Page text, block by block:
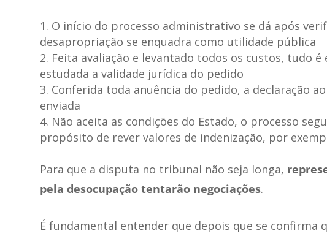
O início do processo administrativo se dá após
desapropriação se enquadra como utilidade pública
Feita avaliação e levantado todos os custos, tudo é
estudada a validade jurídica do pedido
Conferida toda anuência do pedido, a declaração
enviada
Não aceita as condições do Estado, o processo
propósito de rever valores de indenização, por
Para que a disputa no tribunal não seja longa,
pela desocupação tentarão negociações.
É fundamental entender que depois que se confirma